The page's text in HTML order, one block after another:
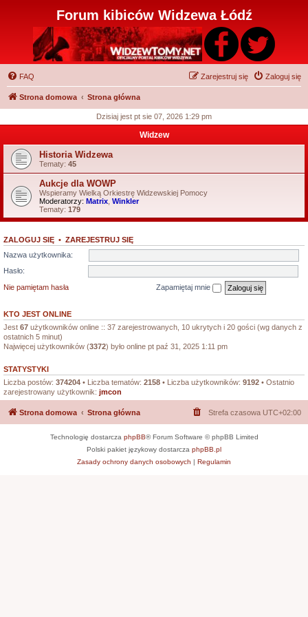
Forum kibiców Widzewa Łódź
FAQ Zaloguj się
Zarejestruj się
Strona domowa Strona główna
Dzisiaj jest pt sie 07, 2026 1:29 pm
Widzew
Historia Widzewa
Tematy: 45
Aukcje dla WOWP
Wspieramy Wielką Orkiestrę Widzewskiej Pomocy
Moderatorzy: Matrix Winkler
Tematy: 179
ZALOGUJ SIĘ • ZAREJESTRUJ SIĘ
Nazwa użytkownika:
Hasło:
Nie pamiętam hasła
Zapamiętaj mnie
KTO JEST ONLINE
Jest 67 użytkowników online :: 37 zarejestrowanych, 10 ukrytych i 20 gości (wg danych z
ostatnich 5 minut)
Najwięcej użytkowników (3372) było online pt paź 31, 2025 1:11 pm
STATYSTYKI
Liczba postów: 374204 • Liczba tematów: 2158 • Liczba użytkowników: 9192 • Ostatnio
zarejestrowany użytkownik: jmcon
Strona domowa Strona główna Strefa czasowa UTC+02:00
Technologię dostarcza phpBB® Forum Software © phpBB Limited
Polski pakiet językowy dostarcza phpBB.pl
Zasady ochrony danych osobowych | Regulamin